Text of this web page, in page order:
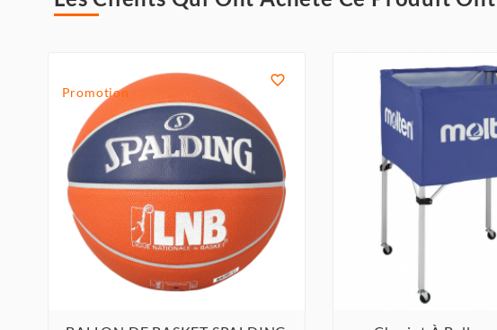
Promotion
